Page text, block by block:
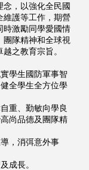
念，以強化全民國
維護等工作，期營
時激勵同學愛國情
隊精神和全球視
之教育宗旨。
學生國防軍事智
全學生全方位學
重、勤敏向學良
尚品德及團隊精
，消弭意外事
成長。